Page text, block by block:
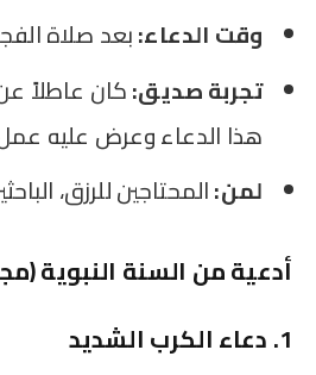
وقت الدعاء:بعد صلاة
تجربة صديق:كان عاطلاً
هذا الدعاء وعرض عليه
لمن:المحتاجين للرزق،
أدعية من السنة النبوية
1. دعاء الكرب الشديد